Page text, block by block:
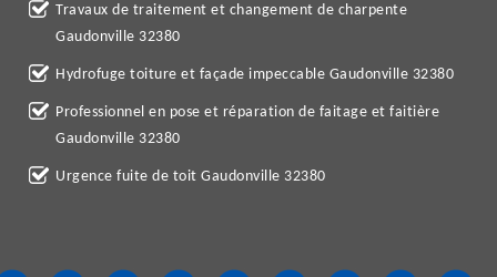
Travaux de traitement et changement de charpente
Gaudonville 32380
Hydrofuge toiture et façade impeccable Gaudonville 32380
Professionnel en pose et réparation de faitage et faitière
Gaudonville 32380
Urgence fuite de toit Gaudonville 32380